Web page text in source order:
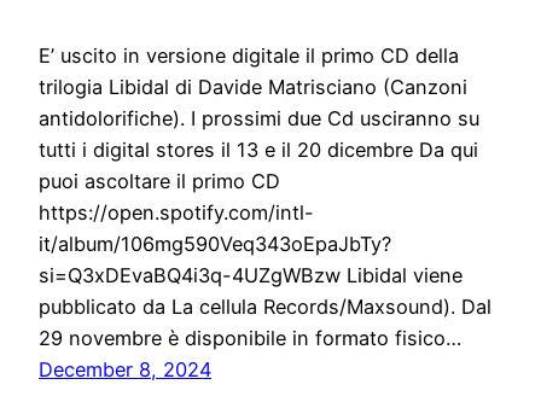
E’ uscito in versione digitale il primo CD della
trilogia Libidal di Davide Matrisciano (Canzoni
antidolorifiche). I prossimi due Cd usciranno su
tutti i digital stores il 13 e il 20 dicembre Da qui
puoi ascoltare il primo CD
https://open.spotify.com/intl-
it/album/106mg590Veq343oEpaJbTy?
si=Q3xDEvaBQ4i3q-4UZgWBzw Libidal viene
pubblicato da La cellula Records/Maxsound). Dal
29 novembre è disponibile in formato fisico…
December 8, 2024